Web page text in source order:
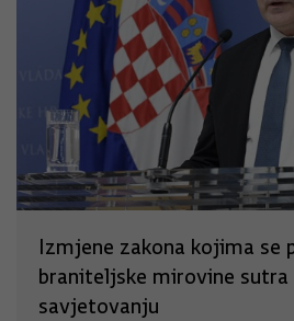
Izmjene zakona kojima se
braniteljske mirovine sutra
savjetovanju